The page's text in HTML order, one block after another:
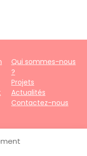
Qui sommes-nous
?
Projets
Actualités
Contactez-nous